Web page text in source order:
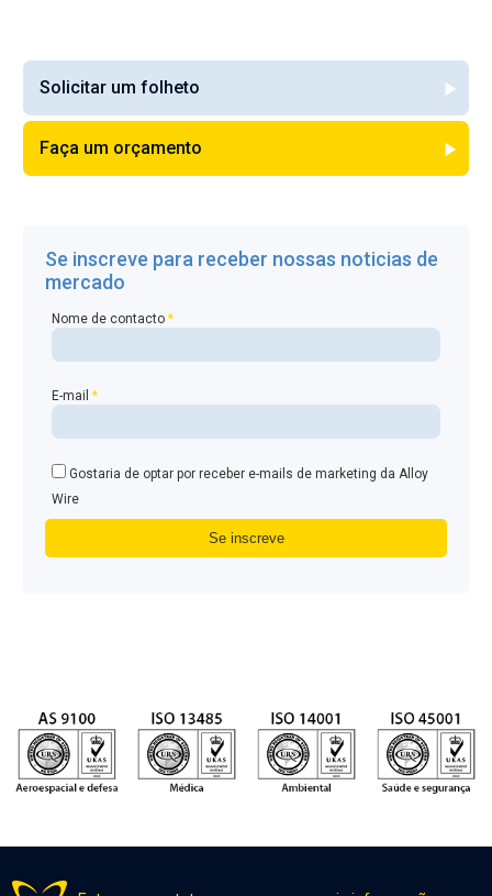
Solicitar um folheto
Faça um orçamento
Se inscreve para receber nossas noticias de
mercado
Nome de contacto*
E-mail*
Gostaria de optar por receber e-mails de marketing da Alloy
Wire